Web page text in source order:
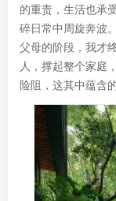
的重责，生活也承
碎日常中周旋奔波
父母的阶段，我才
人，撑起整个家庭
险阻，这其中蕴含